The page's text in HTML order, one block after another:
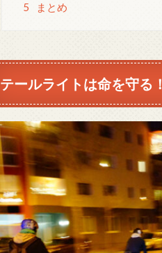
5 まとめ
テールライトは命を守る！